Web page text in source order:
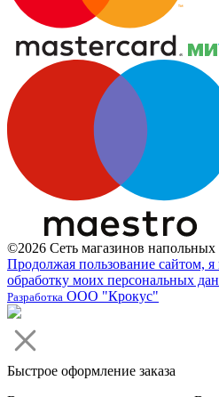
©2026 Сеть магазинов
Продолжая пользование сайтом,
обработку моих персональных
Разработка ООО "Крокус"
Быстрое оформление заказа